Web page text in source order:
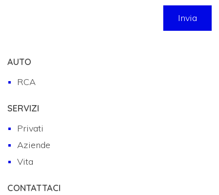
Invia
AUTO
RCA
SERVIZI
Privati
Aziende
Vita
CONTATTACI